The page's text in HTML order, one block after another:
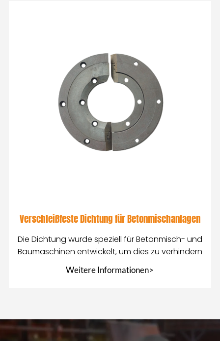
Verschleißfeste Dichtung für Betonmischanlagen
Die Dichtung wurde speziell für Betonmisch- und
Baumaschinen entwickelt, um dies zu verhindern
Weitere Informationen>